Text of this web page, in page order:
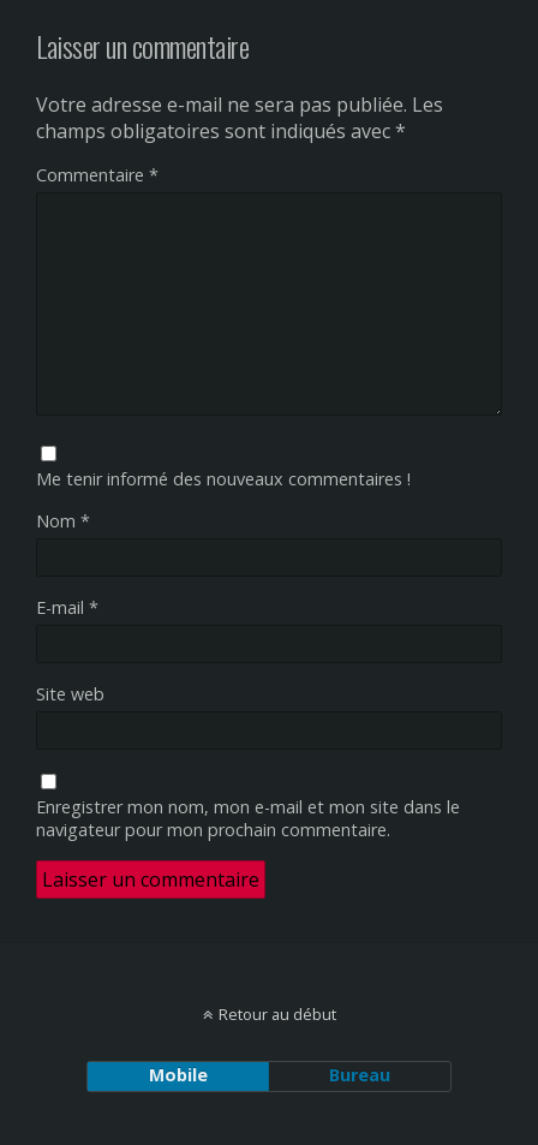
Laisser un commentaire
Votre adresse e-mail ne sera pas publiée. Les
champs obligatoires sont indiqués avec*
Commentaire *
Me tenir informé des nouveaux commentaires !
Nom *
E-mail *
Site web
Enregistrer mon nom, mon e-mail et mon site dans le
navigateur pour mon prochain commentaire.
Retour au début
Mobile Bureau